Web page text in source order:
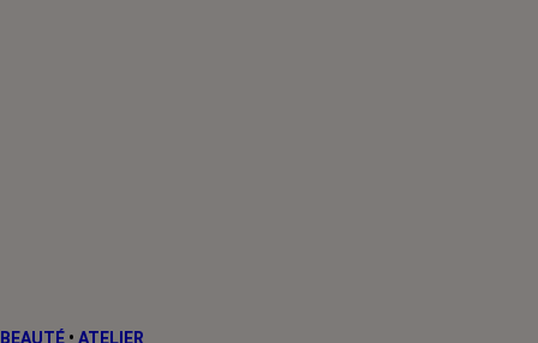
BEAUTÉ • ATELIER